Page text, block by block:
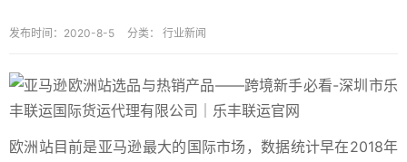
发布时间：2020-8-5 分类： 行业新闻
欧洲站目前是亚马逊最大的国际市场，数据统计早在2018年